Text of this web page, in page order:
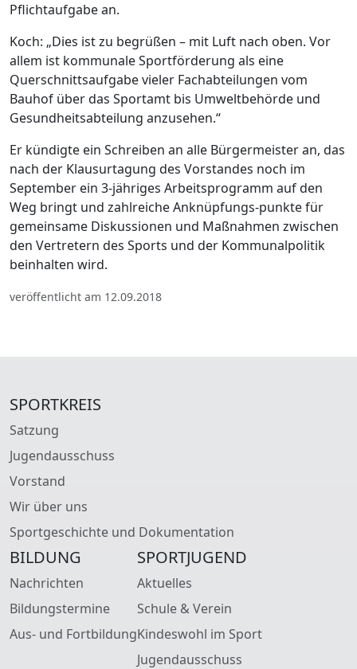
Pflichtaufgabe an.
Koch: „Dies ist zu begrüßen – mit Luft nach oben. Vor
allem ist kommunale Sportförderung als eine
Querschnittsaufgabe vieler Fachabteilungen vom
Bauhof über das Sportamt bis Umweltbehörde und
Gesundheitsabteilung anzusehen.“
Er kündigte ein Schreiben an alle Bürgermeister an, das
nach der Klausurtagung des Vorstandes noch im
September ein 3-jähriges Arbeitsprogramm auf den
Weg bringt und zahlreiche Anknüpfungs-punkte für
gemeinsame Diskussionen und Maßnahmen zwischen
den Vertretern des Sports und der Kommunalpolitik
beinhalten wird.
veröffentlicht am 12.09.2018
SPORTKREIS
Satzung
Jugendausschuss
Vorstand
Wir über uns
Sportgeschichte und Dokumentation
BILDUNG
Nachrichten
Bildungstermine
Aus- und Fortbildung
SPORTJUGEND
Aktuelles
Schule & Verein
Kindeswohl im Sport
Jugendausschuss